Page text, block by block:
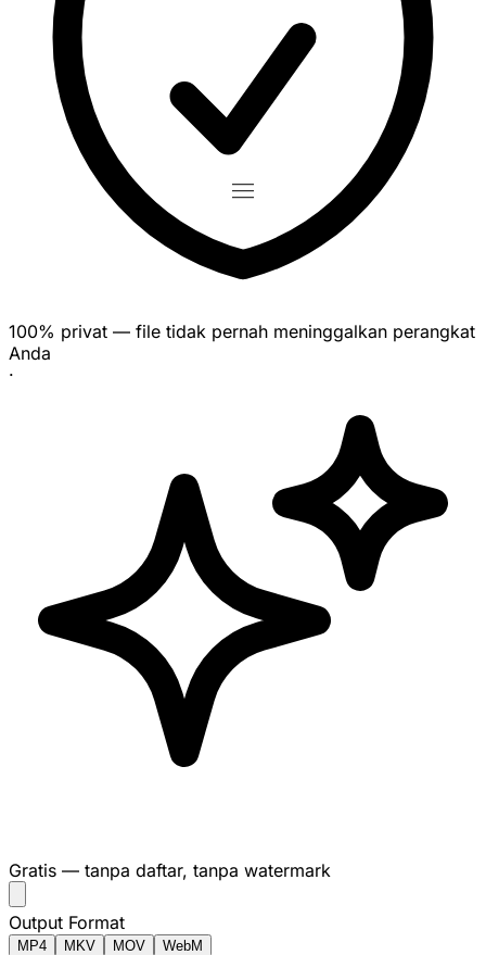
100% privat — file tidak pernah meninggalkan perangkat
Anda
·
Gratis — tanpa daftar, tanpa watermark
Output Format
MP4 MKV MOV WebM